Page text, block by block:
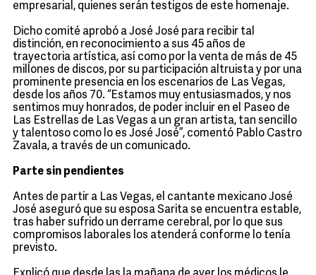
empresarial, quienes serán testigos de este homenaje.
Dicho comité aprobó a José José para recibir tal
distinción, en reconocimiento a sus 45 años de
trayectoria artística, así como por la venta de más de 45
millones de discos, por su participación altruista y por una
prominente presencia en los escenarios de Las Vegas,
desde los años 70. “Estamos muy entusiasmados, y nos
sentimos muy honrados, de poder incluir en el Paseo de
Las Estrellas de Las Vegas a un gran artista, tan sencillo
y talentoso como lo es José José”, comentó Pablo Castro
Zavala, a través de un comunicado.
Parte sin pendientes
Antes de partir a Las Vegas, el cantante mexicano José
José aseguró que su esposa Sarita se encuentra estable,
tras haber sufrido un derrame cerebral, por lo que sus
compromisos laborales los atenderá conforme lo tenía
previsto.